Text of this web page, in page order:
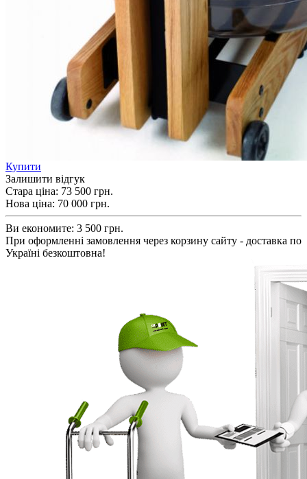
Купити
Залишити відгук
Стара ціна: 73 500 грн.
Нова ціна: 70 000 грн.
Ви економите: 3 500 грн.
При оформленні замовлення через корзину сайту - доставка по
Україні безкоштовна!